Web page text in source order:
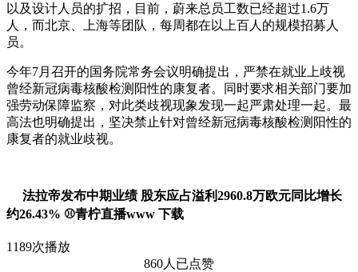
以及设计人员的扩招，目前，蔚来总员工数已经超过1.6万
人，而北京、上海等团队，每周都在以上百人的规模招募人
员。
今年7月召开的国务院常务会议明确提出，严禁在就业上歧视
曾经新冠病毒核酸检测阳性的康复者。同时要求相关部门要加
强劳动保障监察，对此类歧视现象发现一起严肃处理一起。最
高法也明确提出，坚决禁止针对曾经新冠病毒核酸检测阳性的
康复者的就业歧视。
法拉帝发布中期业绩 股东应占溢利2960.8万欧元同比增长
约26.43% ⚾青柠直播www 下载
1189次播放
860人已点赞